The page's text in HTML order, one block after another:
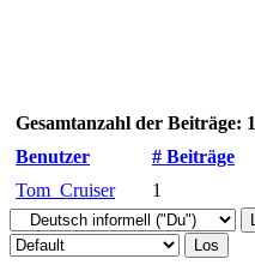
Gesamtanzahl der Beiträge: 1
Benutzer
# Beiträge
Tom_Cruiser
1